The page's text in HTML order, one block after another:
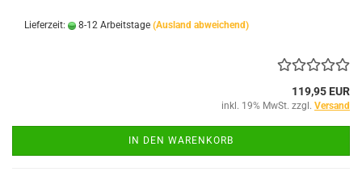
Lieferzeit: 8-12 Arbeitstage (Ausland abweichend)
119,95 EUR
inkl. 19% MwSt. zzgl. Versand
IN DEN WARENKORB